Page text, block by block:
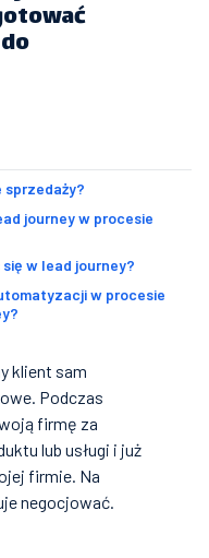
sprzedaży?
journey w procesie
w lead journey?
w procesie
klient sam
Podczas
firmę za
lub usługi i już
firmie. Na
negocjować.